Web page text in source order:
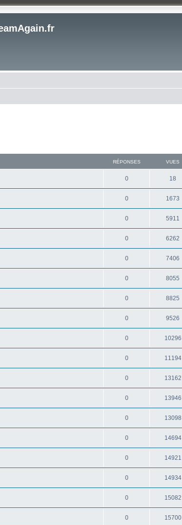
RÉPONSES VUES
0 18
0 1673
0 5911
0 6262
0 7406
0 8055
0 8825
0 9526
0 10296
0 11194
0 13162
0 13946
0 13098
0 14694
0 14921
0 14934
0 15082
0 15700